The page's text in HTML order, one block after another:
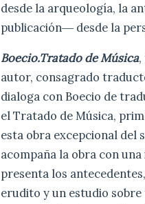
desde la arqueología, la
publicación― desde la
Boecio.Tratado de Música,
autor, consagrado
dialoga con Boecio de
el Tratado de Música,
esta obra excepcional del
acompaña la obra con
presenta los
erudito y un estudio